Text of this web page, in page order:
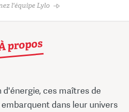
l'équipe Lylo
propos
ces maîtres de
dans leur univers